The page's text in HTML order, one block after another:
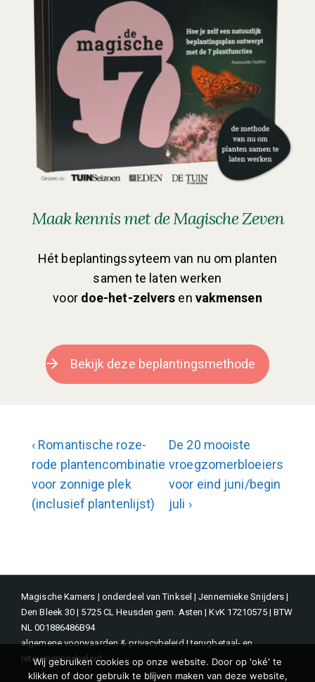
Maak kennis met de Magische Zeven
Hét beplantingssyteem van nu om planten
samen te laten werken
voor doe-het-zelvers en vakmensen
Bekijk deze beplantingsmethode
Bericht
navigatie
Vorig
bericht
is
‹ Romantische roze-
rode plantencombinatie
voor zonnige plek
(inclusief plantenlijst)
Volgende
bericht
is
De 20 mooiste
vroegzomerbloeiers
voor eind juni/begin
juli ›
Magische Kamers | onderdeel van Tinksel | Jennemieke Snijders |
Den Bleek 30 | 5725 CL Heusden gem. Asten | KvK 17210575 | BTW
NL 001886486B94
algemene voorwaarden & privacybeleid|terugbetaal- en
retourneringsbeleid
Wij gebruiken cookies op onze website. Door op 'oké' te
klikken of door gebruik te blijven maken van deze website,